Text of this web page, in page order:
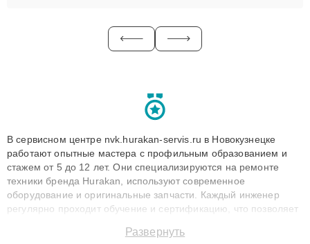
В сервисном центре nvk.hurakan-servis.ru в Новокузнецке
работают опытные мастера с профильным образованием и
стажем от 5 до 12 лет. Они специализируются на ремонте
техники бренда Hurakan, используют современное
оборудование и оригинальные запчасти. Каждый инженер
регулярно проходит обучение и сертификацию, что позволяет
технику с сохранением гарантии до 3 лет. Наши мастера
Развернуть